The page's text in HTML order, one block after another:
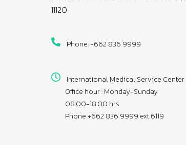
11120
Phone: +662 836 9999
International Medical Service Center
Office hour : Monday-Sunday
08.00-18.00 hrs
Phone +662 836 9999 ext 6119